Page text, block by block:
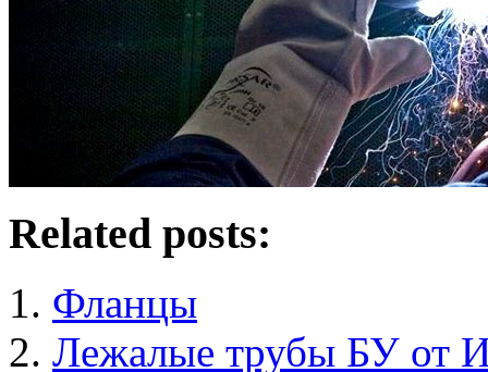
Related posts:
Фланцы
Лежалые трубы БУ от